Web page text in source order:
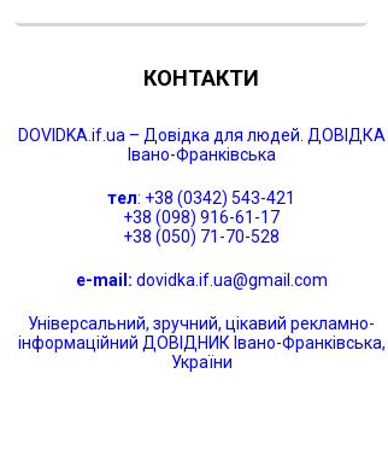
КОНТАКТИ
DOVIDKA.if.ua – Довідка для людей. ДОВІДКА
Івано-Франківська
тел: +38 (0342) 543-421
+38 (098) 916-61-17
+38 (050) 71-70-528
e-mail: dovidka.if.ua@gmail.com
Універсальний, зручний, цікавий рекламно-
інформаційний ДОВІДНИК Івано-Франківська,
України